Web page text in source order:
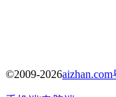
©2009-2026aizhan.com